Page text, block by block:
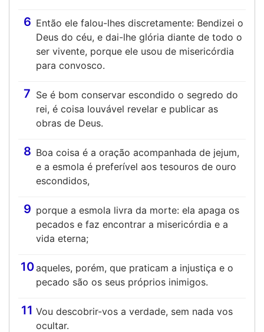
6 Então ele falou-lhes discretamente: Bendizei o
Deus do céu, e dai-lhe glória diante de todo o
ser vivente, porque ele usou de misericórdia
para convosco.
7 Se é bom conservar escondido o segredo do
rei, é coisa louvável revelar e publicar as
obras de Deus.
8 Boa coisa é a oração acompanhada de jejum,
e a esmola é preferível aos tesouros de ouro
escondidos,
9 porque a esmola livra da morte: ela apaga os
pecados e faz encontrar a misericórdia e a
vida eterna;
10aqueles, porém, que praticam a injustiça e o
pecado são os seus próprios inimigos.
11 Vou descobrir-vos a verdade, sem nada vos
ocultar.